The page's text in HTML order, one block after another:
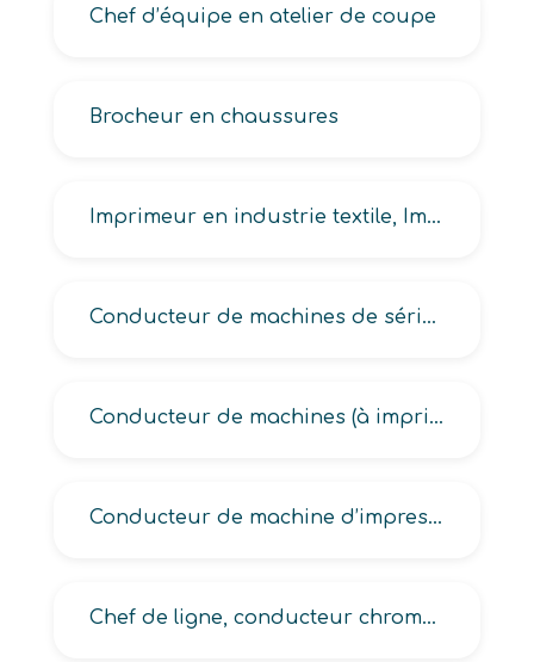
Chef d’équipe en atelier de coupe
Brocheur en chaussures
Imprimeur en industrie textile, Imprimeur sur cadre plat, sur cadre rotatif, sur étoffes, sur table en industrie textile
Conducteur de machines de sérigraphie en industrie textile
Conducteur de machines (à imprimer par jet de couleur ou pulvérisation, de flocage en industrie textile)
Conducteur de machine d’impression textile, Conducteur de machines à imprimer à cadre rotatif
Chef de ligne, conducteur chromo en industrie textile